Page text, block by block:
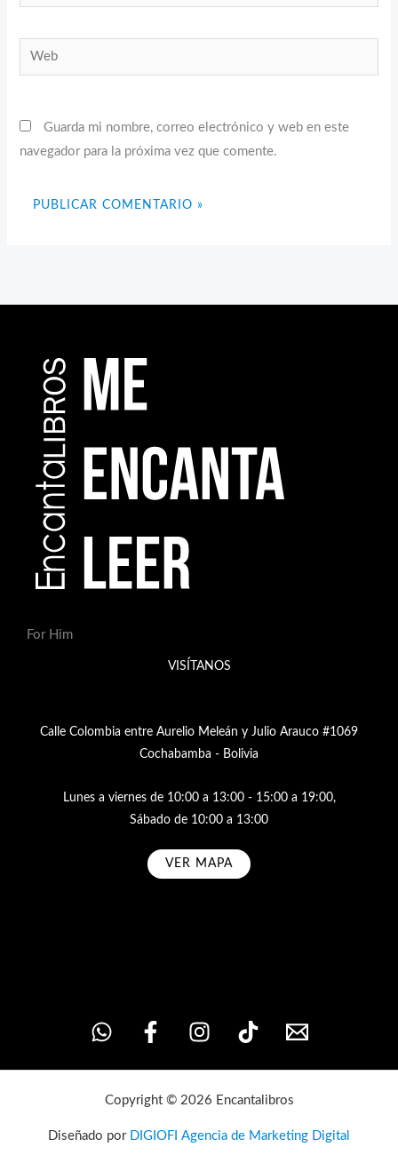
electrónico*
Web
Guarda mi nombre, correo electrónico y web en este
navegador para la próxima vez que comente.
For Him
VISÍTANOS
Calle Colombia entre Aurelio Meleán y Julio Arauco #1069
Cochabamba - Bolivia
Lunes a viernes de 10:00 a 13:00 - 15:00 a 19:00,
Sábado de 10:00 a 13:00
VER MAPA
Copyright © 2026 Encantalibros
Diseñado por DIGIOFI Agencia de Marketing Digital